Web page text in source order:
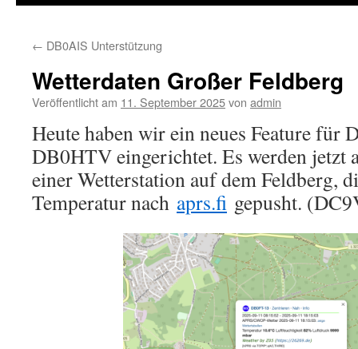
← DB0AIS Unterstützung
Wetterdaten Großer Feldberg
Veröffentlicht am 11. September 2025von admin
Heute haben wir ein neues Feature für
DB0HTV eingerichtet. Es werden jetzt
einer Wetterstation auf dem Feldberg,
Temperatur nach aprs.fi gepusht.